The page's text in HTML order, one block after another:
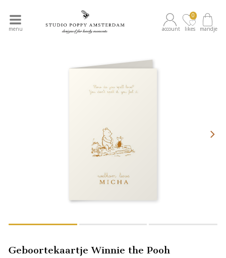
menu account likes
0
mandje
Geboortekaartje Winnie the Pooh